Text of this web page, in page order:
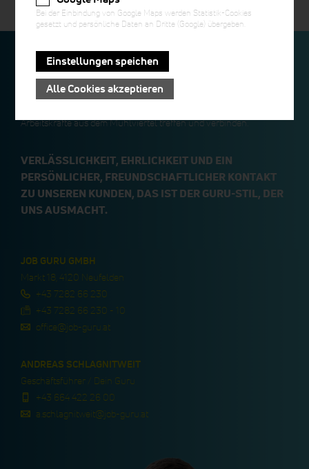
Das beste Personal und die besten Unternehmen der Region
zusammenzubringen – das ist unsere Mission. Wir sehen uns als
Arbeitskräfte aus dem Mühlviertel treffen und verbinden.
VERLÄSSLICHKEIT, EHRLICHKEIT UND EIN
PERSÖNLICHER, FREUNDSCHAFTLICHER KONTAKT
ZU UNSEREN KUNDEN, DAS IST DER GURU-STIL, DER
UNS AUSMACHT.
JOB GURU GMBH
Markt 18, 4120 Neufelden
+43 7282 66 230
+43 7282 66 230 - 10
office@job-guru.at
ANDREAS SCHLAGNITWEIT
Geschäftsführer / Dein Guru
+43 664 422 26 00
a.schlagnitweit@job-guru.at
Bei der Einbindung von Google Maps werden Statistik-Cookies
gesetzt und persönliche Daten an Dritte (Google) übergeben.
Einstellungen speichen
Alle Cookies akzeptieren